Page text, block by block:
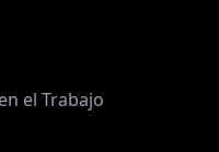
el Trabajo